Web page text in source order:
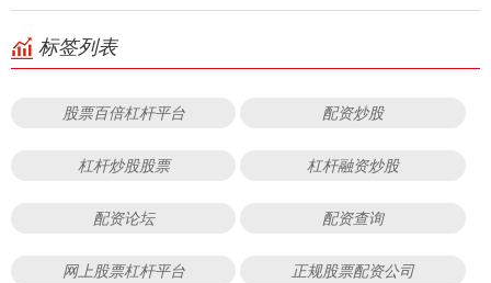
标签列表
股票百倍杠杆平台 配资炒股
杠杆炒股股票 杠杆融资炒股
配资论坛 配资查询
网上股票杠杆平台 正规股票配资公司